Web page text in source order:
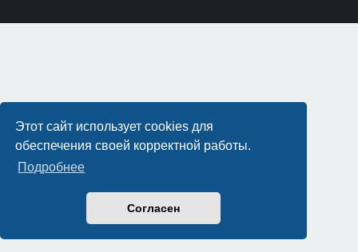
Этот сайт использует cookies для
обеспечения своей корректной работы.
Подробнее
Согласен